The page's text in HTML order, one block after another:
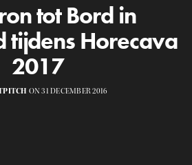
tot Bord in
tijdens Horecava
2017
ON 31 DECEMBER 2016